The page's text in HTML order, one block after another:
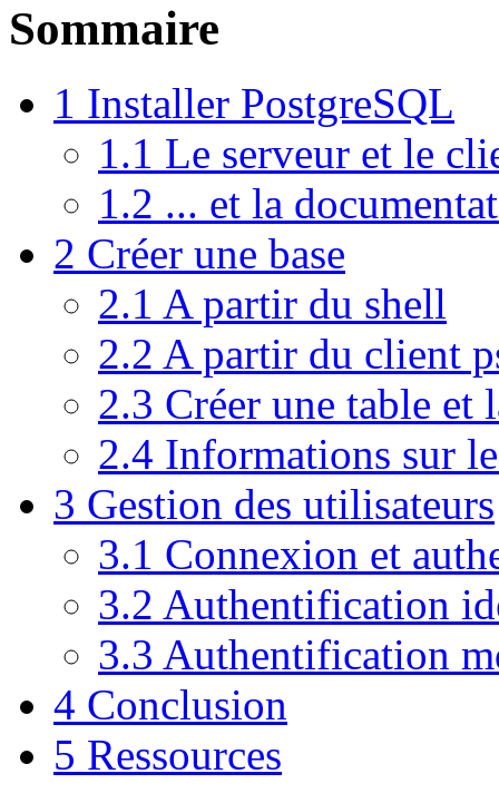
Sommaire
1 Installer PostgreSQL
1.1 Le serveur et le
1.2 ... et la
2 Créer une base
2.1 A partir du shell
2.2 A partir du client
2.3 Créer une table et
2.4 Informations sur
3 Gestion des utilisateurs
3.1 Connexion et
3.2 Authentification
3.3 Authentification
4 Conclusion
5 Ressources